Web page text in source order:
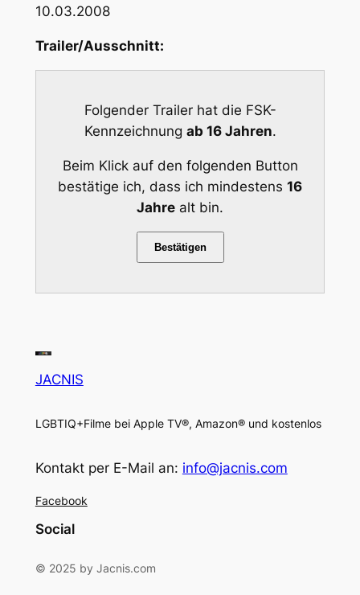
10.03.2008
Trailer/Ausschnitt:
Folgender Trailer hat die FSK-
Kennzeichnung ab 16 Jahren.
Beim Klick auf den folgenden Button
bestätige ich, dass ich mindestens 16
Jahre alt bin.
Bestätigen
JACNIS
LGBTIQ+Filme bei Apple TV®, Amazon® und kostenlos
Kontakt per E-Mail an: info@jacnis.com
Facebook
Social
© 2025 by Jacnis.com